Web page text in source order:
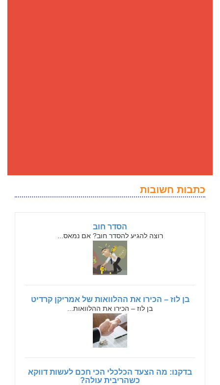
כתבות חשובות
הסדר חוב
רוצה להגיע להסדר חוב? אם נמאס...
בן לוז – הכירו את ההלוואות של אמריקן קרדיט
בן לוז – הכירו את ההלוואות...
בדקנו: מה הצעד הכלכלי הכי חכם לעשות דווקא
כשהריבית עולה?